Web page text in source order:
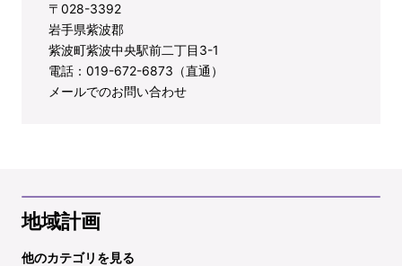
〒028-3392
岩手県紫波郡
紫波町紫波中央駅前二丁目3-1
電話：019-672-6873（直通）
メールでのお問い合わせ
地域計画
他のカテゴリを見る